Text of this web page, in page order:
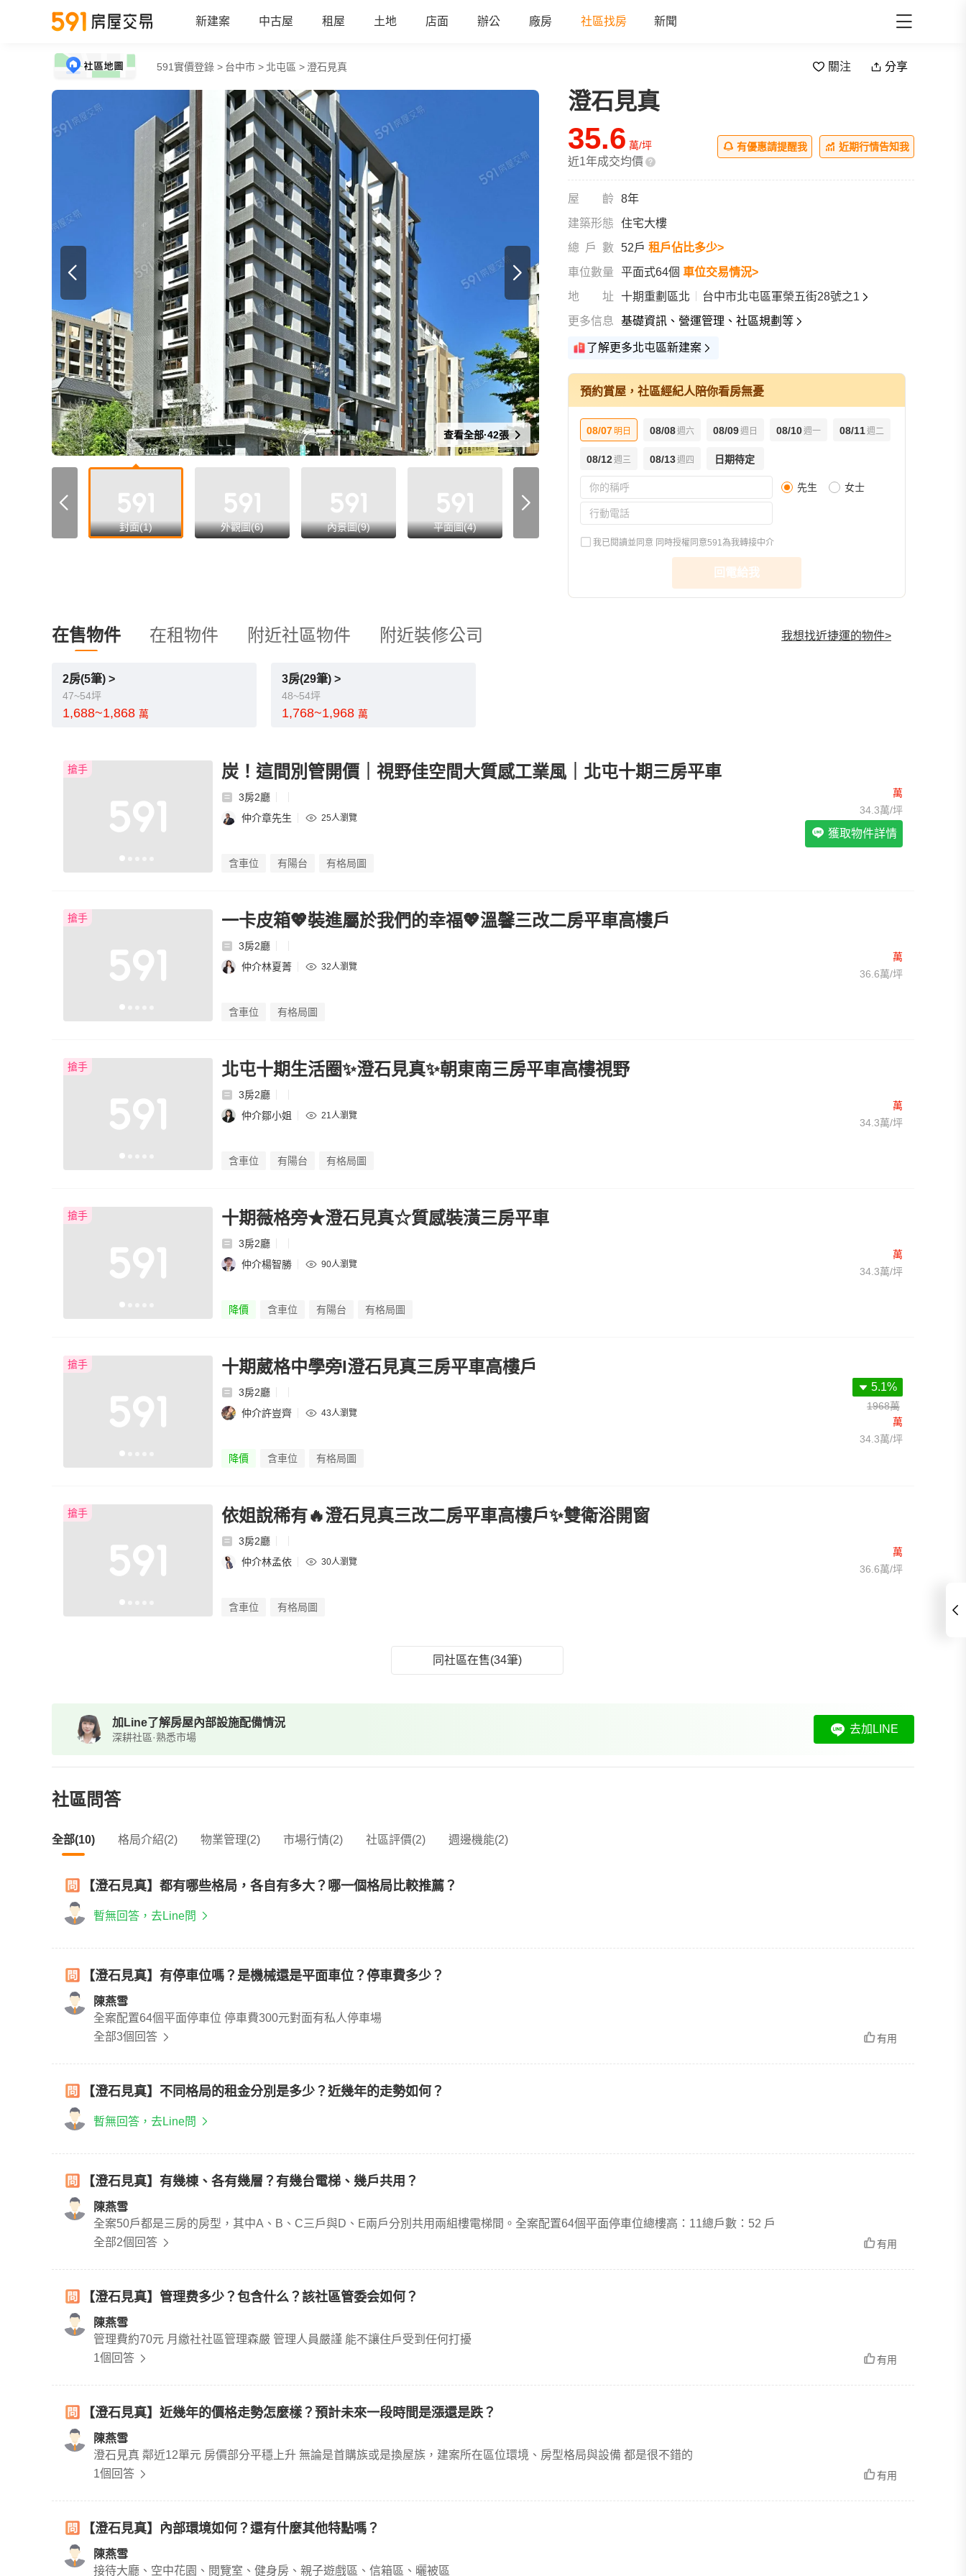
新建案 中古屋 租屋 土地 店面 辦公 廠房 社區找房 新聞
591實價登錄 > 台中市 > 北屯區 > 澄石見真 關注 分享
all
查看全部·42張
all
封面(1) 外觀圖(6) 內景圖(9) 平面圖(4) 樣品屋(7) 環境圖(8)
澄石見真
35.6 萬/坪
近1年成交均價
有優惠請提醒我 近期行情告知我
屋齡
8年
建築形態
住宅大樓
總戶數 52戶 租戶佔比多少>
車位數量
平面式64個 車位交易情況>
地址
十期重劃區北
台中市北屯區軍榮五街28號之1
更多信息
基礎資訊、營運管理、社區規劃等
了解更多北屯區新建案
預約賞屋，社區經紀人陪你看房無憂
08/07 明日 08/08週六 08/09週日 08/10週一 08/11週二
08/12週三 08/13週四 日期待定
先生 女士
我已閱讀並同意 同時授權同意591為我轉接中介
回電給我
在售物件 在租物件 附近社區物件 附近裝修公司 我想找近捷運的物件>
2房(5筆) >
47~54坪
1,688~1,868 萬
3房(29筆) >
48~54坪
1,768~1,968 萬
搶手 炭！這間別管開價｜視野佳空間大質感工業風｜北屯十期三房平車
3房2廳
仲介章先生
25人瀏覽
含車位 有陽台 有格局圖
萬
34.3萬/坪
獲取物件詳情
搶手 一卡皮箱💖裝進屬於我們的幸福💖溫馨三改二房平車高樓戶
3房2廳
仲介林夏菁
32人瀏覽
含車位 有格局圖
萬
36.6萬/坪
搶手 北屯十期生活圈✨澄石見真✨朝東南三房平車高樓視野
3房2廳
仲介鄒小姐
21人瀏覽
含車位 有陽台 有格局圖
萬
34.3萬/坪
搶手 十期薇格旁★澄石見真☆質感裝潢三房平車
3房2廳
仲介楊智勝
90人瀏覽
降價 含車位 有陽台 有格局圖
萬
34.3萬/坪
搶手 十期葳格中學旁I澄石見真三房平車高樓戶
3房2廳
仲介許豈齊
43人瀏覽
降價 含車位 有格局圖
5.1%
1968萬
萬
34.3萬/坪
搶手 依姐說稀有🔥澄石見真三改二房平車高樓戶✨雙衛浴開窗
3房2廳
仲介林孟依
30人瀏覽
含車位 有格局圖
萬
36.6萬/坪
同社區在售(34筆)
加Line了解房屋內部設施配備情況
深耕社區·熟悉市場
去加LINE
社區問答
全部(10) 格局介紹(2) 物業管理(2) 市場行情(2) 社區評價(2) 週邊機能(2)
【澄石見真】都有哪些格局，各自有多大？哪一個格局比較推薦？
暫無回答，去Line問
【澄石見真】有停車位嗎？是機械還是平面車位？停車費多少？
陳燕雪
全案配置64個平面停車位 停車費300元對面有私人停車場
全部3個回答
有用
【澄石見真】不同格局的租金分別是多少？近幾年的走勢如何？
暫無回答，去Line問
【澄石見真】有幾棟、各有幾層？有幾台電梯、幾戶共用？
陳燕雪
全案50戶都是三房的房型，其中A、B、C三戶與D、E兩戶分別共用兩組樓電梯間。全案配置64個平面停車位總樓高：11總戶數：52 戶
全部2個回答
有用
【澄石見真】管理费多少？包含什么？該社區管委会如何？
陳燕雪
管理費約70元 月繳社社區管理森嚴 管理人員嚴謹 能不讓住戶受到任何打擾
1個回答
有用
【澄石見真】近幾年的價格走勢怎麼樣？預計未來一段時間是漲還是跌？
陳燕雪
澄石見真 鄰近12單元 房價部分平穩上升 無論是首購族或是換屋族，建案所在區位環境、房型格局與設備 都是很不錯的
1個回答
有用
【澄石見真】內部環境如何？還有什麼其他特點嗎？
陳燕雪
接待大廳、空中花園、閱覽室、健身房、親子遊戲區、信箱區、曬被區